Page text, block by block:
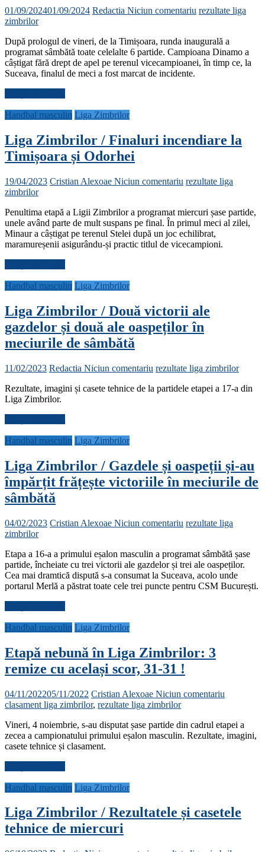
01/09/202401/09/2024 Redactia Niciun comentariu rezultate liga
zimbrilor
După prologul de vineri, de la Timișoara, runda inaugurală a
programat sâmbătă toate celelalte 6 partide. Campioana Dinamo a
câștigat fără drept de apel pe terenul vicecampioanei, în timp ce, la
Suceava, finalul de meci a fost marcat de incidente.
Handbal masculin Liga Zimbrilor
Liga Zimbrilor / Finaluri incendiare la
Timișoara și Odorhei
19/04/2023 Cristian Alexoae Niciun comentariu rezultate liga
zimbrilor
Penultima etapă a Ligii Zimbrilor a programat miercuri șase partide,
unele având parte de mult suspans pe final. În primul meci al zilei,
Minaur a câștigat pe terenul Stelei după un joc echilibrat,
maramureșenii asigurându-și practic titlul de vicecampioni.
Handbal masculin Liga Zimbrilor
Liga Zimbrilor / Două victorii ale
gazdelor și două ale oaspeților în
meciurile de sâmbătă
11/02/2023 Redactia Niciun comentariu rezultate liga zimbrilor
Rezultate, imagini și casete tehnice de la partidele etapei a 17-a din
Liga Zimbrilor.
Handbal masculin Liga Zimbrilor
Liga Zimbrilor / Gazdele și oaspeții și-au
împărțit frățește victoriile în meciurile de
sâmbătă
04/02/2023 Cristian Alexoae Niciun comentariu rezultate liga
zimbrilor
Etapa a 16-a a primului eșalon masculin a programat sâmbătă șase
partide, încheiate cu trei victorii ale gazdelor și trei ale oaspeților.
Cea mai dramtică dispută s-a consumat la Suceava, acolo unde
portarul Merlă a păstrat toate cele trei puncte pentru CSM București.
Handbal masculin Liga Zimbrilor
Etapă nebună în Liga Zimbrilor: 3
remize cu același scor, 31-31 !
04/11/202205/11/2022 Cristian Alexoae Niciun comentariu
clasament liga zimbrilor, rezultate liga zimbrilor
Vineri, 4 noiembrie, s-au disputat șase partide din cadrul etapei a
zecea a campionatului primului eșalon masculin. Rezultate, imagini,
casete tehnice și clasament.
Handbal masculin Liga Zimbrilor
Liga Zimbrilor / Rezultatele și casetele
tehnice de miercuri